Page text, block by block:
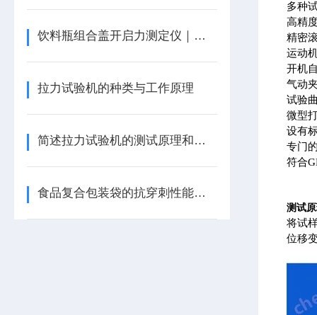
饮料瓶组合盖开启力测定仪｜拉力试验机
拉力试验机的种类与工作原理
简述拉力试验机的测试原理和测试方法
食品复合包装袋的抗穿刺性能检测方法与仪器
多种
高精
精密
运动
开机
气动
试验
微型
设有
专门
符合
测试
将试
位移